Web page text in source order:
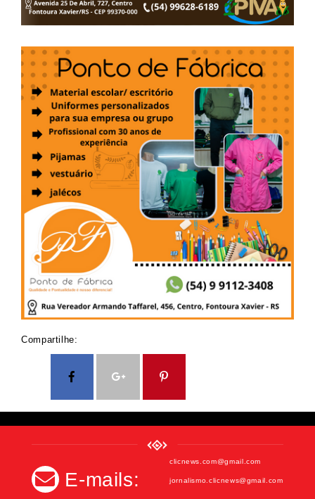
Compartilhe:
E-mails:
clicnews.com@gmail.com
jornalismo.clicnews@gmail.com